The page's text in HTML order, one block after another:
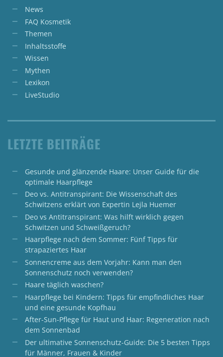
News
FAQ Kosmetik
Themen
Inhaltsstoffe
Wissen
Mythen
Lexikon
LiveStudio
LETZTE BEITRÄGE
Gesunde und glänzende Haare: Unser Guide für die
optimale Haarpflege
Deo vs. Antitranspirant: Die Wissenschaft des
Schwitzens erklärt von Expertin Lejla Huemer
Deo vs Antitranspirant: Was hilft wirklich gegen
Schwitzen und Schweißgeruch?
Haarpflege nach dem Sommer: Fünf Tipps für
strapaziertes Haar
Sonnencreme aus dem Vorjahr: Kann man den
Sonnenschutz noch verwenden?
Haare täglich waschen?
Haarpflege bei Kindern: Tipps für empfindliches Haar
und eine gesunde Kopfhau
After-Sun-Pflege für Haut und Haar: Regeneration nach
dem Sonnenbad
Der ultimative Sonnenschutz-Guide: Die 5 besten Tipps
für Männer, Frauen & Kinder